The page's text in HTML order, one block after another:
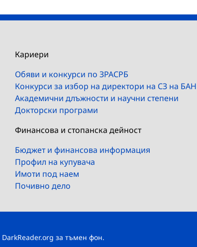
Кариери
Обяви и конкурси по ЗРАСРБ
Конкурси за избор на директори на СЗ на БАН
Академични длъжности и научни степени
Докторски програми
Финансова и стопанска дейност
Бюджет и финансова информация
Профил на купувача
Имоти под наем
Почивно дело
DarkReader.org за тъмен фон.